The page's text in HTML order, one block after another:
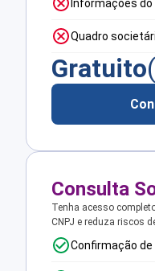
Informações do
Quadro
Gratuito
Consulta
Tenha acesso
CNPJ e reduza riscos
Confirmação de